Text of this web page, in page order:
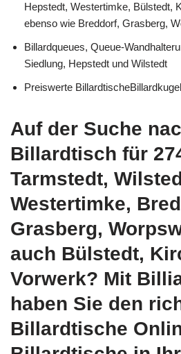
Hepstedt, Westertimke, Bülstedt,
ebenso wie Breddorf, Grasberg,
Billardqueues, Queue-
Siedlung, Hepstedt und Wilstedt
Preiswerte
Auf der Suche
Billardtisch für
Tarmstedt,
Westertimke,
Grasberg,
auch Bülstedt,
Vorwerk? Mit
haben Sie den
Billardtische